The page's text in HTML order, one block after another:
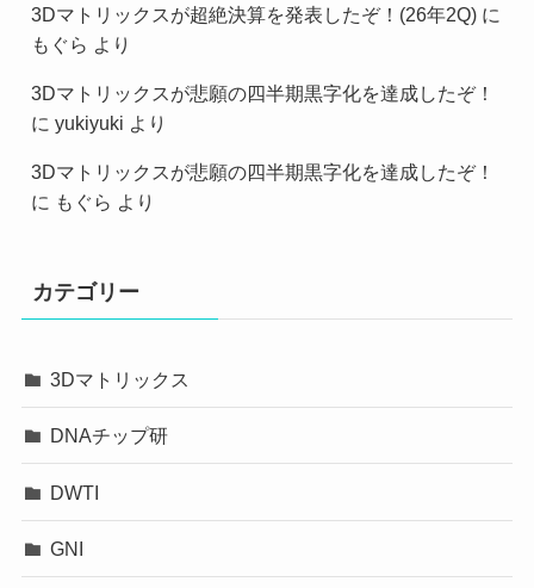
3Dマトリックスが超絶決算を発表したぞ！(26年2Q)に
もぐら より
3Dマトリックスが悲願の四半期黒字化を達成したぞ！
に yukiyuki より
3Dマトリックスが悲願の四半期黒字化を達成したぞ！
に もぐら より
カテゴリー
3Dマトリックス
DNAチップ研
DWTI
GNI